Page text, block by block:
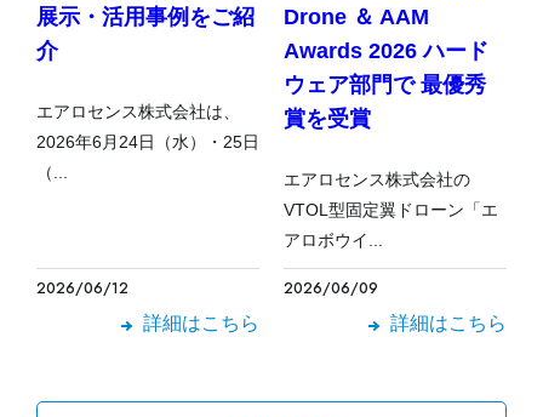
展示・活用事例をご紹
介
エアロセンス株式会社は、
2026年6月24日（水）・25日
（...
2026/06/12
詳細はこちら
Drone ＆ AAM
Awards 2026 ハード
ウェア部門で 最優秀
賞を受賞
エアロセンス株式会社の
VTOL型固定翼ドローン「エ
アロボウイ...
2026/06/09
詳細はこちら